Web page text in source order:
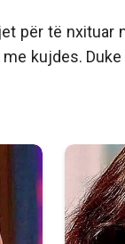
për të nxituar
kujdes.